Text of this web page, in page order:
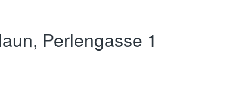
Perlengasse 1